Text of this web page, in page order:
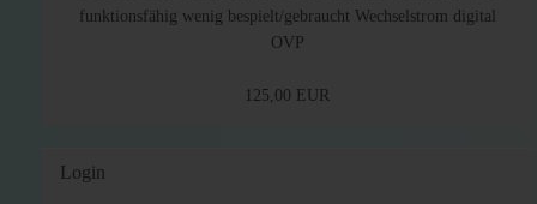
funktionsfähig wenig bespielt/gebraucht Wechselstrom digital
OVP
125,00 EUR
Login